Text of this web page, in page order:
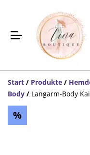
Start / Produkte /
Body / Langarm-Body
%